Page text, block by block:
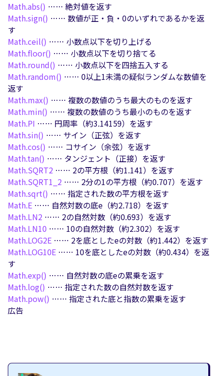
Math.abs() …… 絶対値を返す
Math.sign() …… 数値が正・負・0のいずれであるかを返
す
Math.ceil() …… 小数点以下を切り上げる
Math.floor() …… 小数点以下を切り捨てる
Math.round() …… 小数点以下を四捨五入する
Math.random() …… 0以上1未満の疑似ランダムな数値を
返す
Math.max() …… 複数の数値のうち最大のものを返す
Math.min() …… 複数の数値のうち最小のものを返す
Math.PI …… 円周率（約3.14159）を返す
Math.sin() …… サイン（正弦）を返す
Math.cos() …… コサイン（余弦）を返す
Math.tan() …… タンジェント（正接）を返す
Math.SQRT2 …… 2の平方根（約1.141）を返す
Math.SQRT1_2 …… 2分の1の平方根（約0.707）を返す
Math.sqrt() …… 指定された数の平方根を返す
Math.E …… 自然対数の底e（約2.718）を返す
Math.LN2 …… 2の自然対数（約0.693）を返す
Math.LN10 …… 10の自然対数（約2.302）を返す
Math.LOG2E …… 2を底としたeの対数（約1.442）を返す
Math.LOG10E …… 10を底としたeの対数（約0.434）を返
す
Math.exp() …… 自然対数の底eの累乗を返す
Math.log() …… 指定された数の自然対数を返す
Math.pow() …… 指定された底と指数の累乗を返す
広告